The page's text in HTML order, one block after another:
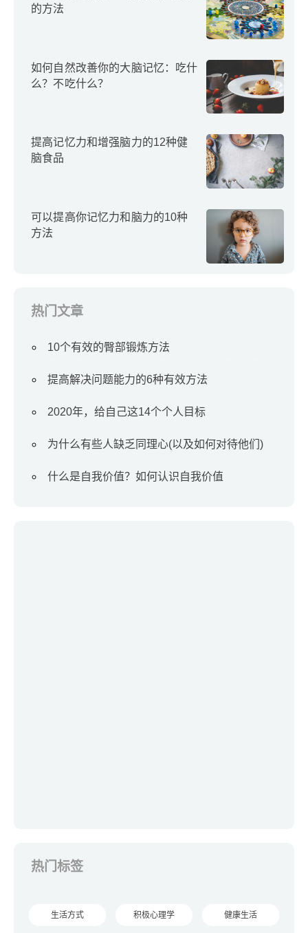
的方法
如何自然改善你的大脑记忆：吃什
么？不吃什么？
提高记忆力和增强脑力的12种健
脑食品
可以提高你记忆力和脑力的10种
方法
热门文章
10个有效的臀部锻炼方法
提高解决问题能力的6种有效方法
2020年，给自己这14个个人目标
为什么有些人缺乏同理心(以及如何对待他们)
什么是自我价值？如何认识自我价值
热门标签
生活方式 积极心理学 健康生活